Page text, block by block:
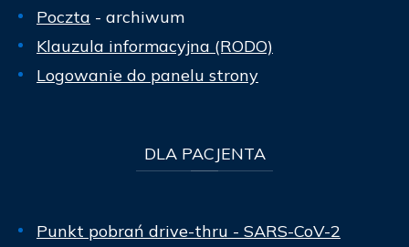
Poczta - archiwum
Klauzula informacyjna (RODO)
Logowanie do panelu strony
DLAPACJENTA
Punkt pobrań drive-thru - SARS-CoV-2